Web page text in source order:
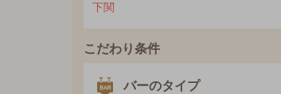
下関
こだわり条件
バーのタイプ